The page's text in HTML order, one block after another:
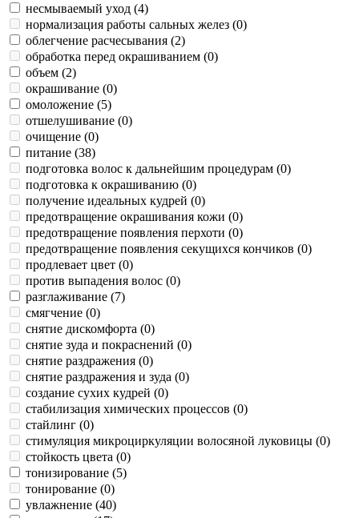
несмываемый уход (4)
нормализация работы сальных желез (0)
облегчение расчесывания (2)
обработка перед окрашиванием (0)
объем (2)
окрашивание (0)
омоложение (5)
отшелушивание (0)
очищение (0)
питание (38)
подготовка волос к дальнейшим процедурам (0)
подготовка к окрашиванию (0)
получение идеальных кудрей (0)
предотвращение окрашивания кожи (0)
предотвращение появления перхоти (0)
предотвращение появления секущихся кончиков (0)
продлевает цвет (0)
против выпадения волос (0)
разглаживание (7)
смягчение (0)
снятие дискомфорта (0)
снятие зуда и покраснений (0)
снятие раздражения (0)
снятие раздражения и зуда (0)
создание сухих кудрей (0)
стабилизация химических процессов (0)
стайлинг (0)
стимуляция микроциркуляции волосяной луковицы (0)
стойкость цвета (0)
тонизирование (5)
тонирование (0)
увлажнение (40)